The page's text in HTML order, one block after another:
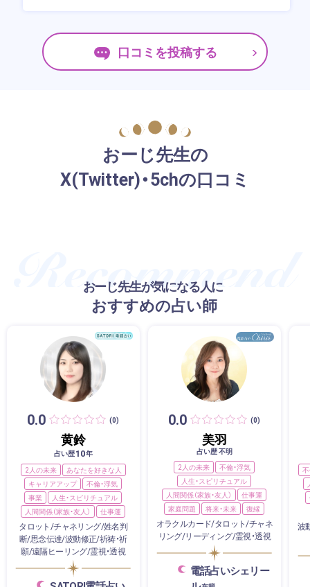
口コミを投稿する
おーじ先生の
X(Twitter)・5chの口コミ
おーじ先生が気になる人に
おすすめの占い師
0.0 (0)
黄鈴
占い歴10年
2人の未来
あなたを好きな人
キャリアアップ
不倫・浮気
事業
人生・スピリチュアル
人間関係（家族・友人）
仕事運
タロット/チャネリング/姓名判
断/思念伝達/波動修正/祈祷・祈
願/遠隔ヒーリング/霊視・透視
0.0 (0)
美羽
占い歴 不明
2人の未来
不倫・浮気
人生・スピリチュアル
人間関係（家族・友人）
仕事運
家庭問題
将来・未来 復縁
オラクルカード/タロット/チャネ
リング/リーディング/霊視・透視
電話占いシェリー
波